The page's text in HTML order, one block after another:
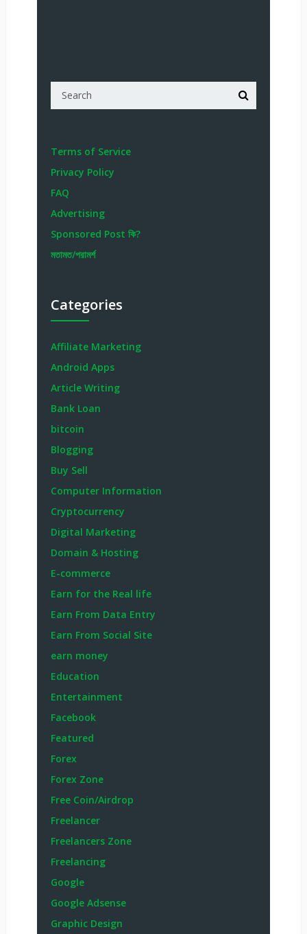
Terms of Service
Privacy Policy
FAQ
Advertising
Sponsored Post কি?
মতামত/পরামর্শ
Categories
Affiliate Marketing
Android Apps
Article Writing
Bank Loan
bitcoin
Blogging
Buy Sell
Computer Information
Cryptocurrency
Digital Marketing
Domain & Hosting
E-commerce
Earn for the Real life
Earn From Data Entry
Earn From Social Site
earn money
Education
Entertainment
Facebook
Featured
Forex
Forex Zone
Free Coin/Airdrop
Freelancer
Freelancers Zone
Freelancing
Google
Google Adsense
Graphic Design